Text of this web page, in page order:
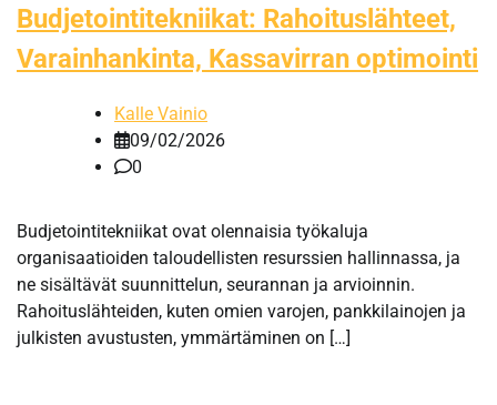
Budjetointitekniikat: Rahoituslähteet,
Varainhankinta, Kassavirran optimointi
Kalle Vainio
09/02/2026
0
Budjetointitekniikat ovat olennaisia työkaluja
organisaatioiden taloudellisten resurssien hallinnassa, ja
ne sisältävät suunnittelun, seurannan ja arvioinnin.
Rahoituslähteiden, kuten omien varojen, pankkilainojen ja
julkisten avustusten, ymmärtäminen on […]